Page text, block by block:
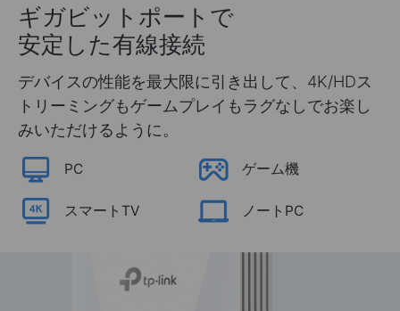
ギガビットポートで
安定した有線接続
デバイスの性能を最大限に引き出して、4K/HDス
トリーミングもゲームプレイもラグなしでお楽し
みいただけるように。
PC ゲーム機
スマートTV ノートPC